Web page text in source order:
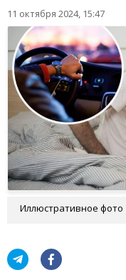
11 октября 2024, 15:47
Иллюстративное фото